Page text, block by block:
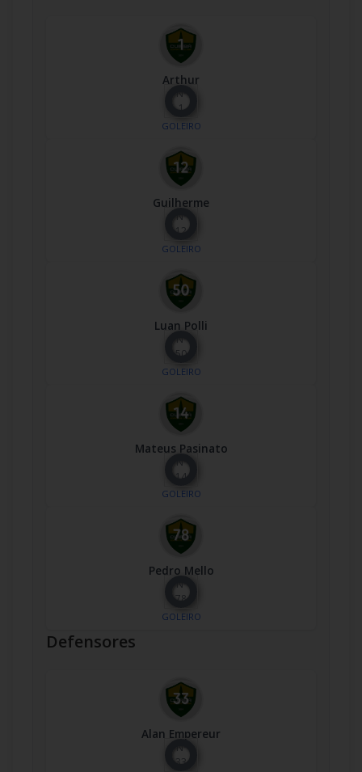
Arthur
Nº
1
GOLEIRO
Guilherme
Nº
12
GOLEIRO
Luan Polli
Nº
50
GOLEIRO
Mateus Pasinato
Nº
14
GOLEIRO
Pedro Mello
Nº
78
GOLEIRO
Defensores
Alan Empereur
Nº
33